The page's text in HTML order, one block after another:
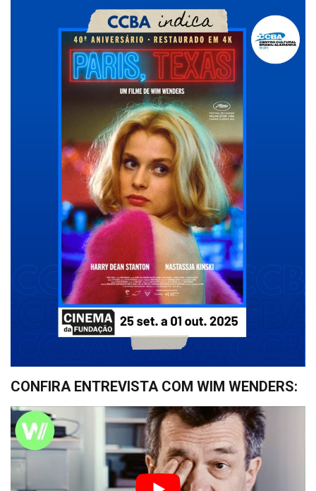
CONFIRA ENTREVISTA COM WIM WENDERS: